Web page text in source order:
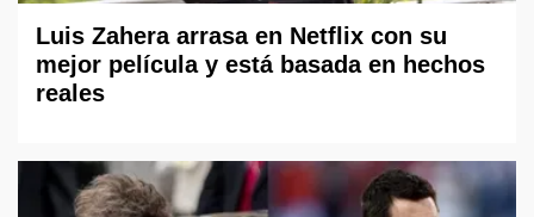
Luis Zahera arrasa en Netflix con su
mejor película y está basada en hechos
reales